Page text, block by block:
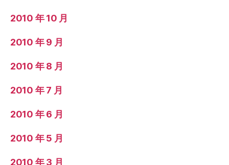
2010 年 10 月
2010 年 9 月
2010 年 8 月
2010 年 7 月
2010 年 6 月
2010 年 5 月
2010 年 3 月